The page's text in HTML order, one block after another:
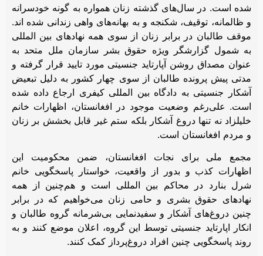
شده است. در سال‌های گذشته زنان همواره به گونه خودسرانه
و ظالمانه، توقیف، شکنجه و به بهانه‌های واهی زندانی شده اند.
موقف طالبان در برابر زنان از سوی همه نهادهای بین المللی
به شمول گزارشگر ویژه حقوق بشر سازمان ملل متحد به
عنوان مصداق روشن آپارتاید جنسیتی مورد تایید قرار گرفته و
مدتی پیش پرونده طالبان از سوی چهار کشور به دلیل تبعیض
آشکار جنسیتی به دادگاه بین المللی کیفری ارجاع داده شده
است. علی‌رغم وضعیت موجود در افغانستان، اظهارات خانم
خلیلزاد نه تنها دروغ آشکار بلکه ستم غیر قابل بخشش بر زنان
و مردم افغانستان است.
مجمع ملی برای نجات افغانستان، ضمن محکومیت این
اظهارات کذب و بدور از واقعیت، خواستار پاسخگویی خانم
شرل بنارد در محاکم بین المللی است و هم‌چنین از همه
نهادهای حقوق بشری و حامی زنان می‌خواهیم که در برابر
چنین دروغ‌های آشکار و سفیدنمایی بی‌شرمانه گروه طالبان و
انکار اپارتاید جنسیتی توسط این گروه، اعلان موضع کنند و به
روند پاسخگویی چنین افراد دروغ‌پرداز کمک کنند.